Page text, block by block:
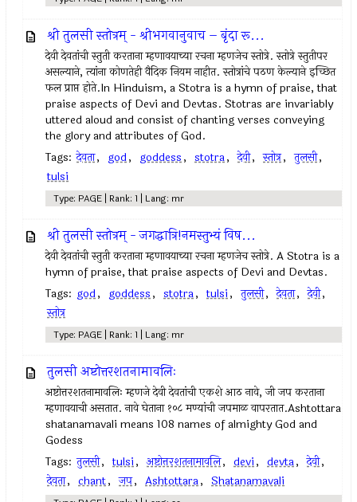
श्री तुलसी स्तोत्रम् - श्रीभगवानुवाच – बृंदा रू...
देवी देवतांची स्तुती करताना म्हणावयाच्या रचना म्हणजेच स्तोत्रे. स्तोत्रे स्तुतीपर
असल्याने, त्यांना कोणतेही वैदिक नियम नाहीत. स्तोत्रांचे पठण केल्याने इच्छित
फल प्राप्त होते.In Hinduism, a Stotra is a hymn of praise, that
praise aspects of Devi and Devtas. Stotras are invariably
uttered aloud and consist of chanting verses conveying
the glory and attributes of God.
Tags: देवता, god, goddess, stotra, देवी, स्तोत्र, तुलसी,
tulsi
Type: PAGE | Rank: 1 | Lang: mr
श्री तुलसी स्तोत्रम् - जगद्धात्रि!नमस्तुभ्यं विष...
देवी देवतांची स्तुती करताना म्हणावयाच्या रचना म्हणजेच स्तोत्रे. A Stotra is a
hymn of praise, that praise aspects of Devi and Devtas.
Tags: god, goddess, stotra, tulsi, तुलसी, देवता, देवी,
स्तोत्र
Type: PAGE | Rank: 1 | Lang: mr
तुलसी अष्टोत्तरशतनामावलिः
अष्टोत्तरशतनामावलिः म्हणजे देवी देवतांची एकशे आठ नावे, जी जप करताना
म्हणावयाची असतात. नावे घेताना १०८ मण्यांची जपमाळ वापरतात.Ashtottara
shatanamavali means 108 names of almighty God and
Godess
Tags: तुलसी, tulsi, अष्टोत्तरशतनामावलि, devi, devta, देवी,
देवता, chant, जप, Ashtottara, Shatanamavali